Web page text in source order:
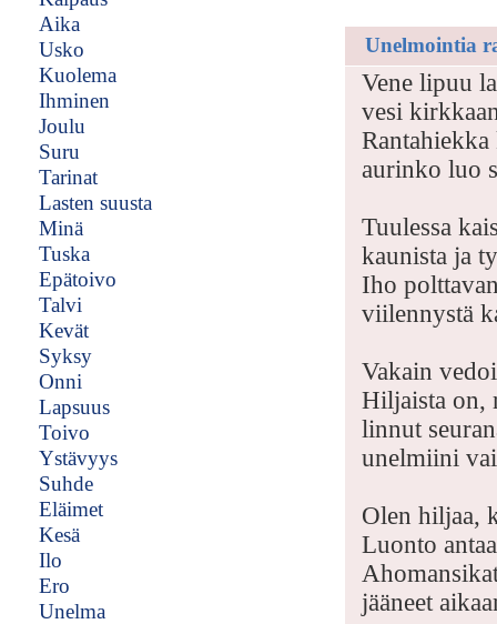
Aika
Usko
Kuolema
Ihminen
Joulu
Suru
Tarinat
Lasten suusta
Minä
Tuska
Epätoivo
Talvi
Kevät
Syksy
Onni
Lapsuus
Toivo
Ystävyys
Suhde
Eläimet
Kesä
Ilo
Ero
Unelma
Unelmointia
Vene lipuu
vesi
aurinko luo
Tuulessa
kaunista ja
Iho
viilennystä
Vakain
Hiljaista on,
linnut
unelmiini
Olen hiljaa,
Luonto
jääneet